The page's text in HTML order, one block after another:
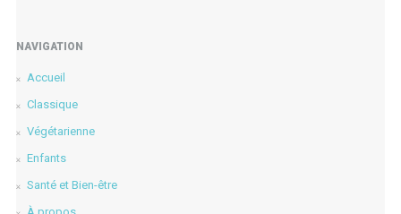
NAVIGATION
Accueil
Classique
Végétarienne
Enfants
Santé et Bien-être